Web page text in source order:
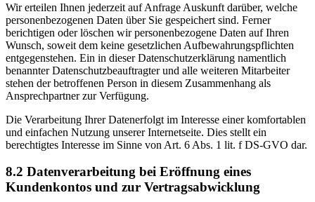
Wir erteilen Ihnen jederzeit auf Anfrage Auskunft darüber, welche
personenbezogenen Daten über Sie gespeichert sind. Ferner
berichtigen oder löschen wir personenbezogene Daten auf Ihren
Wunsch, soweit dem keine gesetzlichen Aufbewahrungspflichten
entgegenstehen. Ein in dieser Datenschutzerklärung namentlich
benannter Datenschutzbeauftragter und alle weiteren Mitarbeiter
stehen der betroffenen Person in diesem Zusammenhang als
Ansprechpartner zur Verfügung.
Die Verarbeitung Ihrer Datenerfolgt im Interesse einer komfortablen
und einfachen Nutzung unserer Internetseite. Dies stellt ein
berechtigtes Interesse im Sinne von Art. 6 Abs. 1 lit. f DS-GVO dar.
8.2 Datenverarbeitung bei Eröffnung eines
Kundenkontos und zur Vertragsabwicklung